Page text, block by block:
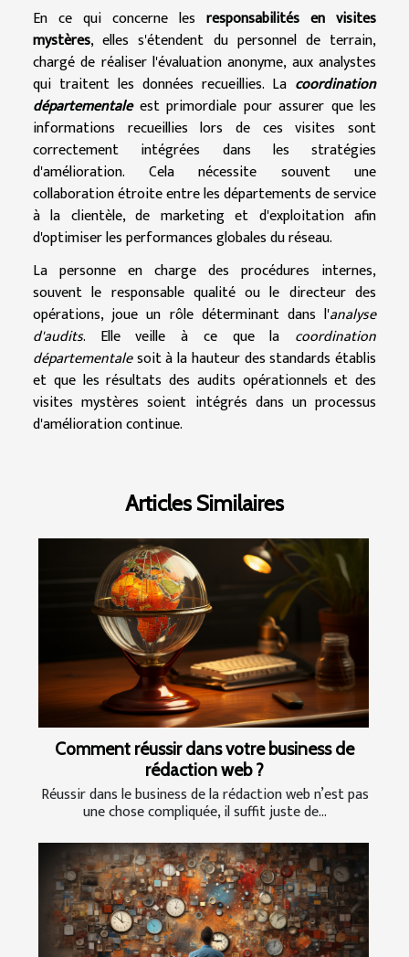
En ce qui concerne les responsabilités en visites
mystères, elles s'étendent du personnel de terrain,
chargé de réaliser l'évaluation anonyme, aux analystes
qui traitent les données recueillies. La coordination
départementaleest primordiale pour assurer que les
informations recueillies lors de ces visites sont
correctement intégrées dans les stratégies
d'amélioration. Cela nécessite souvent une
collaboration étroite entre les départements de service
à la clientèle, de marketing et d'exploitation afin
d'optimiser les performances globales du réseau.
La personne en charge des procédures internes,
souvent le responsable qualité ou le directeur des
opérations, joue un rôle déterminant dans l'analyse
d'audits. Elle veille à ce que la coordination
départementalesoit à la hauteur des standards établis
et que les résultats des audits opérationnels et des
visites mystères soient intégrés dans un processus
d'amélioration continue.
Articles Similaires
Comment réussir dans votre business de
rédaction web ?
Réussir dans le business de la rédaction web n’est pas
une chose compliquée, il suffit juste de...